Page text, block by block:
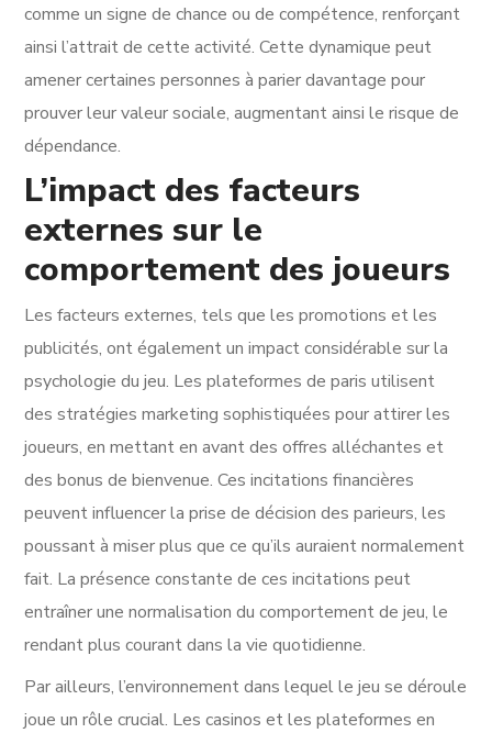
comme un signe de chance ou de compétence, renforçant
ainsi l’attrait de cette activité. Cette dynamique peut
amener certaines personnes à parier davantage pour
prouver leur valeur sociale, augmentant ainsi le risque de
dépendance.
L’impact des facteurs
externes sur le
comportement des joueurs
Les facteurs externes, tels que les promotions et les
publicités, ont également un impact considérable sur la
psychologie du jeu. Les plateformes de paris utilisent
des stratégies marketing sophistiquées pour attirer les
joueurs, en mettant en avant des offres alléchantes et
des bonus de bienvenue. Ces incitations financières
peuvent influencer la prise de décision des parieurs, les
poussant à miser plus que ce qu’ils auraient normalement
fait. La présence constante de ces incitations peut
entraîner une normalisation du comportement de jeu, le
rendant plus courant dans la vie quotidienne.
Par ailleurs, l’environnement dans lequel le jeu se déroule
joue un rôle crucial. Les casinos et les plateformes en